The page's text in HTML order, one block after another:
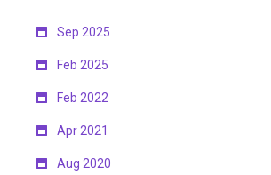
Sep 2025
Feb 2025
Feb 2022
Apr 2021
Aug 2020